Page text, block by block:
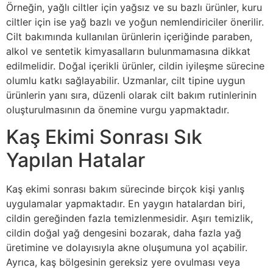
Örneğin, yağlı ciltler için yağsız ve su bazlı ürünler, kuru
ciltler için ise yağ bazlı ve yoğun nemlendiriciler önerilir.
Cilt bakımında kullanılan ürünlerin içeriğinde paraben,
alkol ve sentetik kimyasalların bulunmamasına dikkat
edilmelidir. Doğal içerikli ürünler, cildin iyileşme sürecine
olumlu katkı sağlayabilir. Uzmanlar, cilt tipine uygun
ürünlerin yanı sıra, düzenli olarak cilt bakım rutinlerinin
oluşturulmasının da önemine vurgu yapmaktadır.
Kaş Ekimi Sonrası Sık
Yapılan Hatalar
Kaş ekimi sonrası bakım sürecinde birçok kişi yanlış
uygulamalar yapmaktadır. En yaygın hatalardan biri,
cildin gereğinden fazla temizlenmesidir. Aşırı temizlik,
cildin doğal yağ dengesini bozarak, daha fazla yağ
üretimine ve dolayısıyla akne oluşumuna yol açabilir.
Ayrıca, kaş bölgesinin gereksiz yere ovulması veya